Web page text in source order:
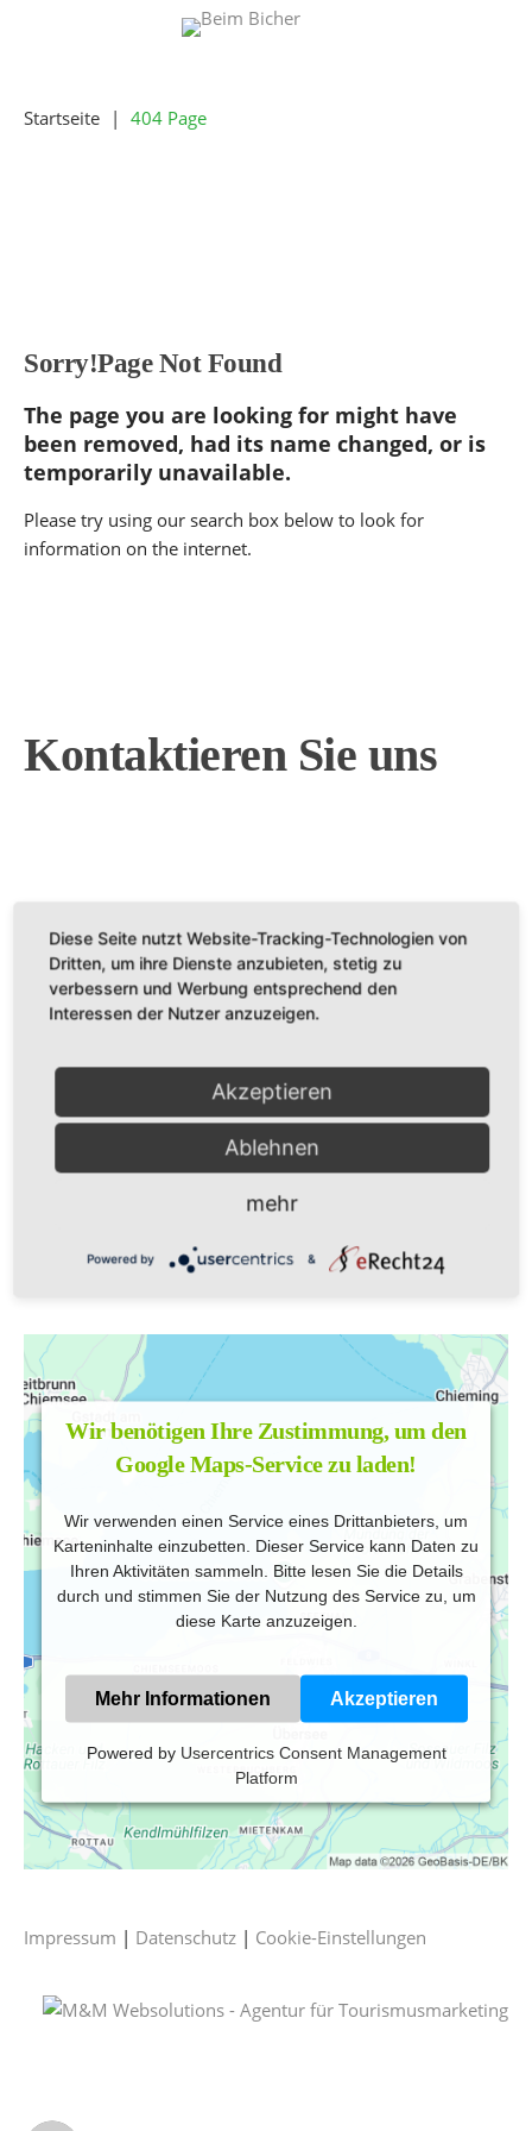
Startseite | 404 Page
Sorry!Page Not Found
The page you are looking for might have
been removed, had its name changed, or is
temporarily unavailable.
Please try using our search box below to look for
information on the internet.
Kontaktieren Sie uns
+49 (0) 8661 98 38 25
+49 (0) 177 2634162
beim-bicher@arcor.de
Wir benötigen Ihre Zustimmung, um den
Google Maps-Service zu laden!
Wir verwenden einen Service eines Drittanbieters, um
Karteninhalte einzubetten. Dieser Service kann Daten zu
Ihren Aktivitäten sammeln. Bitte lesen Sie die Details
durch und stimmen Sie der Nutzung des Service zu, um
diese Karte anzuzeigen.
Mehr Informationen Akzeptieren
Powered by Usercentrics Consent Management
Platform
Impressum | Datenschutz | Cookie-Einstellungen
Diese Seite nutzt Website-Tracking-Technologien von
Dritten, um ihre Dienste anzubieten, stetig zu
verbessern und Werbung entsprechend den
Interessen der Nutzer anzuzeigen.
Akzeptieren
Ablehnen
mehr
Powered by &